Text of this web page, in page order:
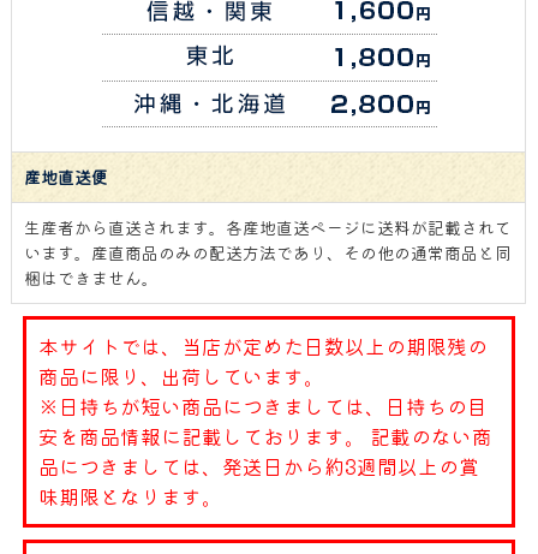
産地直送便
生産者から直送されます。各産地直送ページに送料が記載されて
います。産直商品のみの配送方法であり、その他の通常商品と同
梱はできません。
本サイトでは、当店が定めた日数以上の期限残の
商品に限り、出荷しています。
※日持ちが短い商品につきましては、日持ちの目
安を商品情報に記載しております。 記載のない商
品につきましては、発送日から約3週間以上の賞
味期限となります。